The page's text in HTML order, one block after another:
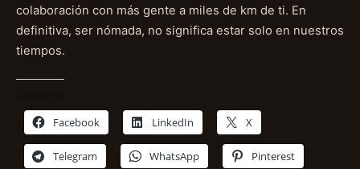
colaboración con más gente a miles de km de ti. En
definitiva, ser nómada, no significa estar solo en nuestros
tiempos.
Facebook LinkedIn X
Telegram WhatsApp Pinterest